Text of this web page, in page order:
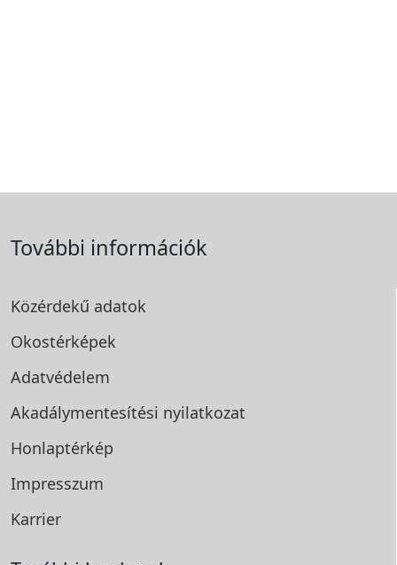
További információk
Közérdekű adatok
Okostérképek
Adatvédelem
Akadálymentesítési nyilatkozat
Honlaptérkép
Impresszum
Karrier